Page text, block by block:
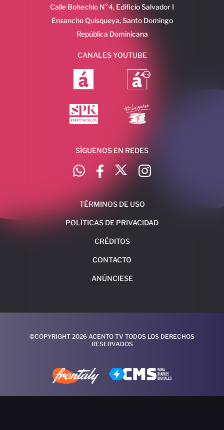
Calle Bohechio N°4, Edificio Salvador I
Ensanche Quisqueya, Santo Domingo
República Dominicana
CANALES YOUTUBE
SÍGUENOS EN REDES
TÉRMINOS DE USO
POLÍTICAS DE PRIVACIDAD
CRÉDITOS
CONTACTO
ANÚNCIESE
©COPYRIGHT 2026 ACENTO TV TODOS LOS DERECHOS
RESERVADOS